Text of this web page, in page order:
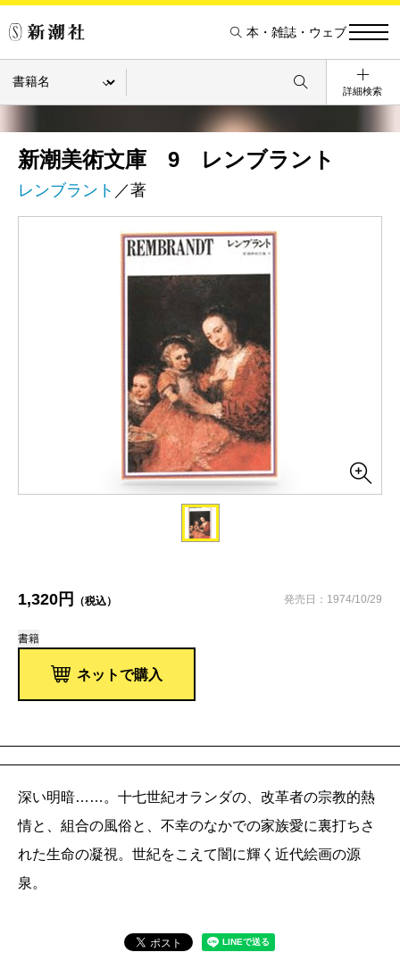
本・雑誌・ウェブ
詳細検索
新潮美術文庫 9 レンブラント
レンブラント ／著
1,320円 （税込） 発売日：1974/10/29
書籍
ネットで購入
深い明暗……。十七世紀オランダの、改革者の宗教的熱
情と、組合の風俗と、不幸のなかでの家族愛に裏打ちさ
れた生命の凝視。世紀をこえて闇に輝く近代絵画の源
泉。